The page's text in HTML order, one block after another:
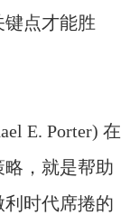
点才能胜
E. Porter) 在
，就是帮助
时代席捲的